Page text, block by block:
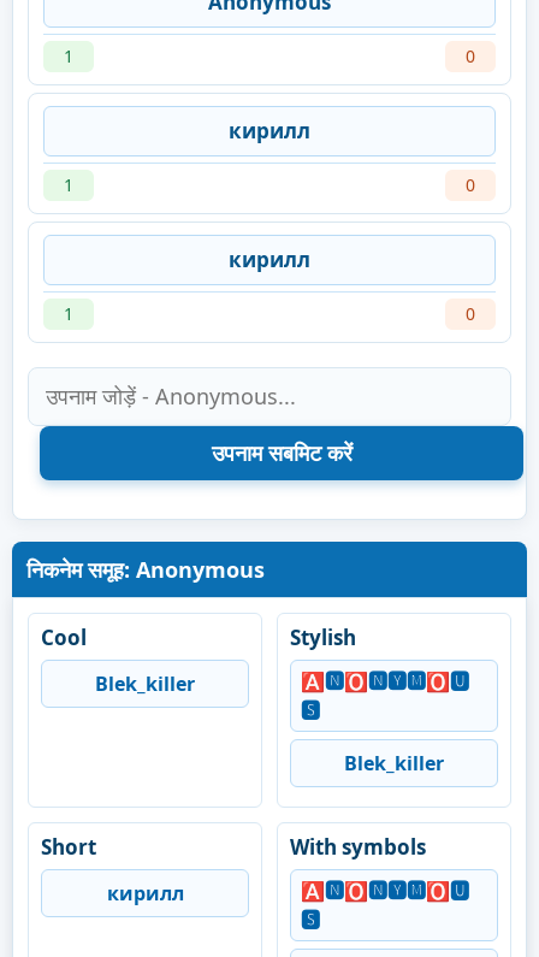
1 0
кирилл
1 0
кирилл
1 0
निकनेम समूह: Anonymous
Cool
Blek_killer
Stylish
🅰🅽🅾🅽🆈🅼🅾🆄
🆂
Blek_killer
Short
кирилл
With symbols
🅰🅽🅾🅽🆈🅼🅾🆄
🆂